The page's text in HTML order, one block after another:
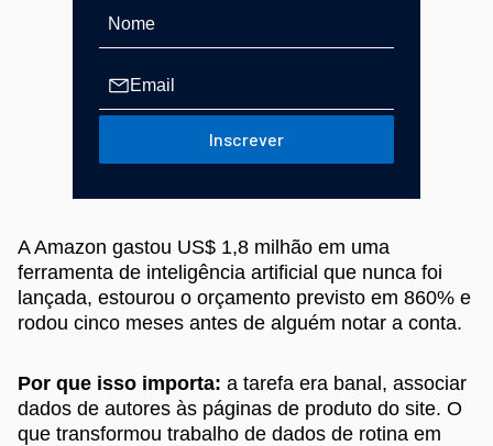
Inscrever
A Amazon gastou US$ 1,8 milhão em uma
ferramenta de inteligência artificial que nunca foi
lançada, estourou o orçamento previsto em 860% e
rodou cinco meses antes de alguém notar a conta.
Por que isso importa: a tarefa era banal, associar
dados de autores às páginas de produto do site. O
que transformou trabalho de dados de rotina em